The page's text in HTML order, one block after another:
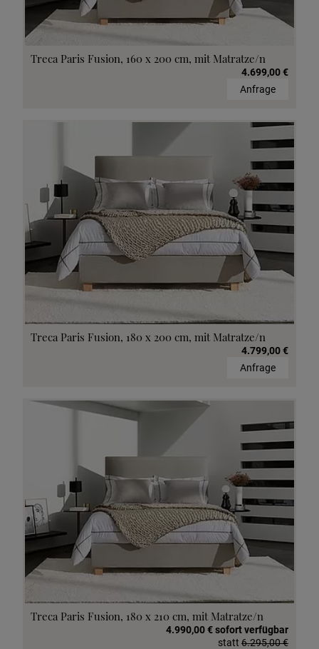
Treca Paris Fusion, 160 x 200 cm, mit Matratze/n
4.699,00 €
Anfrage
Treca Paris Fusion, 180 x 200 cm, mit Matratze/n
4.799,00 €
Anfrage
Treca Paris Fusion, 180 x 210 cm, mit Matratze/n
4.990,00 € sofort verfügbar
statt 6.295,00 €